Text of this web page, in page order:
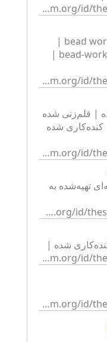
http://collection.britishmuseum.org/id/thesauri/x12338
http://collection.britishmuseum.org/id/thesauri/x12039
http://collection.britishmuseum.org/id/thesauri/x12059
http://collection.britishmuseum.org/id/thesauri/x114318
http://collection.britishmuseum.org/id/thesauri/x12125
http://collection.britishmuseum.org/id/thesauri/x12131